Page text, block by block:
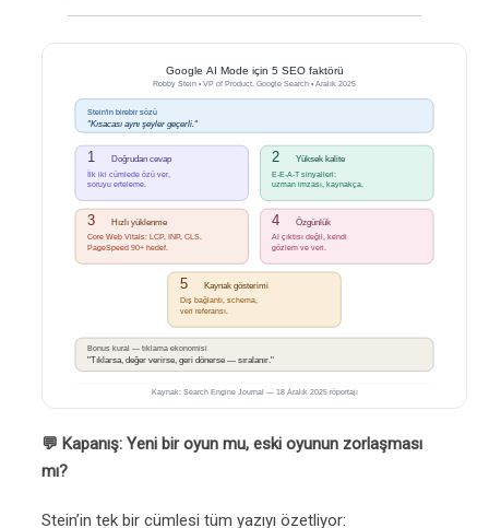
💬 Kapanış: Yeni bir oyun mu, eski oyunun zorlaşması
mı?
Stein’in tek bir cümlesi tüm yazıyı özetliyor: